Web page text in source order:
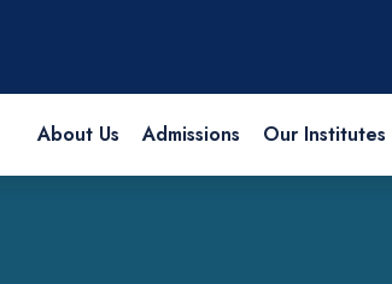
About Us Admissions Our Institutes